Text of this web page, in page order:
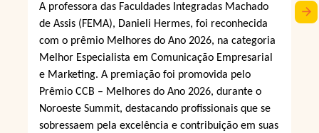
A professora das Faculdades Integradas Machado
de Assis (FEMA), Danieli Hermes, foi reconhecida
com o prêmio Melhores do Ano 2026, na categoria
Melhor Especialista em Comunicação Empresarial
e Marketing. A premiação foi promovida pelo
Prêmio CCB – Melhores do Ano 2026, durante o
Noroeste Summit, destacando profissionais que se
sobressaem pela excelência e contribuição em suas
arrow_forward